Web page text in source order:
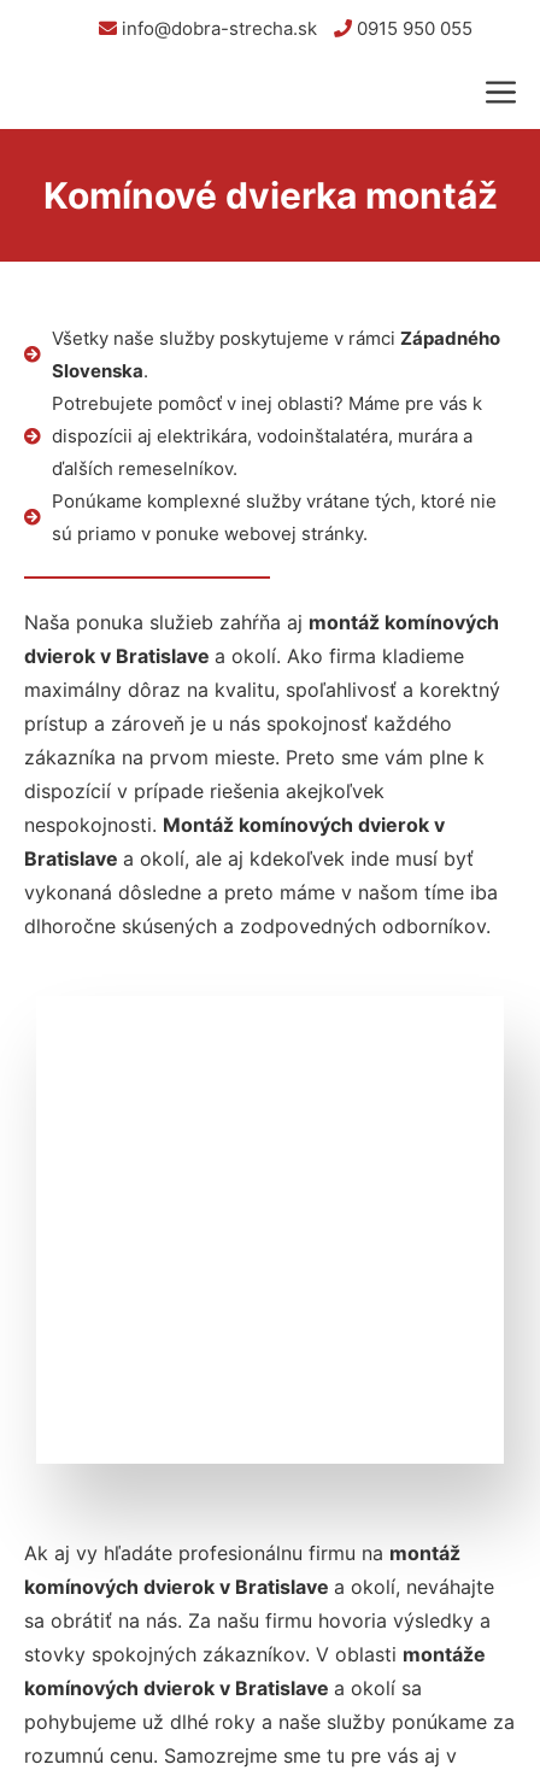
info@dobra-strecha.sk 0915 950 055
Komínové dvierka montáž
Všetky naše služby poskytujeme v rámci Západného
Slovenska.
Potrebujete pomôcť v inej oblasti? Máme pre vás k
dispozícii aj elektrikára, vodoinštalatéra, murára a
ďalších remeselníkov.
Ponúkame komplexné služby vrátane tých, ktoré nie
sú priamo v ponuke webovej stránky.
Naša ponuka služieb zahŕňa aj montáž komínových
dvierok v Bratislave a okolí. Ako firma kladieme
maximálny dôraz na kvalitu, spoľahlivosť a korektný
prístup a zároveň je u nás spokojnosť každého
zákazníka na prvom mieste. Preto sme vám plne k
dispozícií v prípade riešenia akejkoľvek
nespokojnosti. Montáž komínových dvierok v
Bratislave a okolí, ale aj kdekoľvek inde musí byť
vykonaná dôsledne a preto máme v našom tíme iba
dlhoročne skúsených a zodpovedných odborníkov.
Ak aj vy hľadáte profesionálnu firmu na montáž
komínových dvierok v Bratislave a okolí, neváhajte
sa obrátiť na nás. Za našu firmu hovoria výsledky a
stovky spokojných zákazníkov. V oblasti montáže
komínových dvierok v Bratislave a okolí sa
pohybujeme už dlhé roky a naše služby ponúkame za
rozumnú cenu. Samozrejme sme tu pre vás aj v